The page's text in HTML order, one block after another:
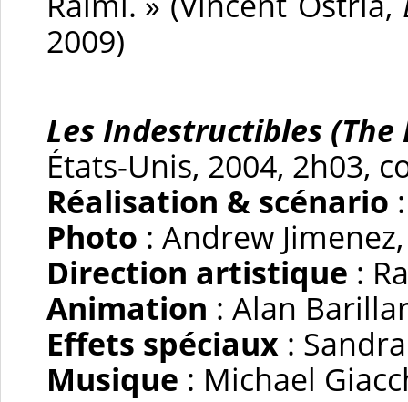
2009)
Les Indestructibles (The
États-Unis, 2004, 2h03,
Réalisation & scénario
Photo : Andrew
Direction artistique :
Animation : Alan
Effets spéciaux :
Musique : Michael